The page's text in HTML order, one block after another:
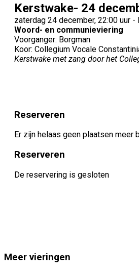
Kerstwake- 24
zaterdag 24 december, 22:00 uur -
Woord- en communieviering
Voorganger: Borgman
Koor: Collegium Vocale
Kerstwake met zang door het
Reserveren
Er zijn helaas geen plaatsen
Reserveren
De reservering is gesloten
Meer vieringen